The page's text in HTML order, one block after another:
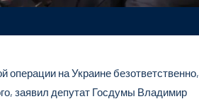
на Украине безответственно,
заявил депутат Госдумы Владимир